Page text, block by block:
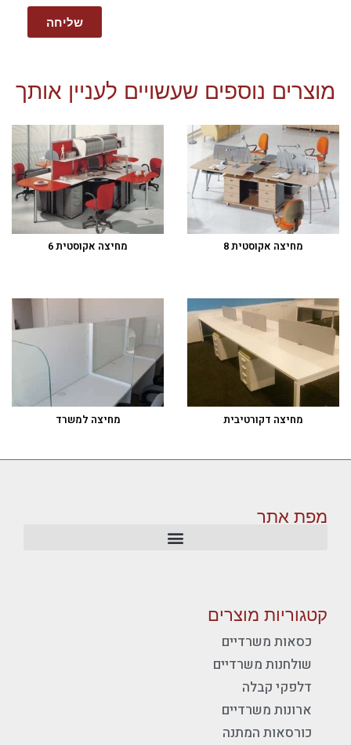
שליחה
מוצרים נוספים שעשויים לעניין אותך
מחיצה אקוסטית 8 מחיצה אקוסטית 6
מחיצה דקורטיבית מחיצה למשרד
מפת אתר
קטגוריות מוצרים
כסאות משרדיים
שולחנות משרדיים
דלפקי קבלה
ארונות משרדיים
כורסאות המתנה